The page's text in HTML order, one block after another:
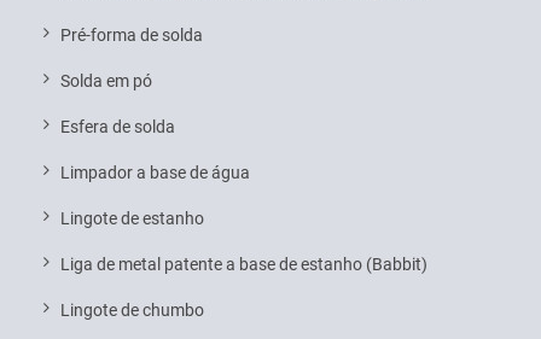
Pré-forma de solda
Solda em pó
Esfera de solda
Limpador a base de água
Lingote de estanho
Liga de metal patente a base de estanho (Babbit)
Lingote de chumbo